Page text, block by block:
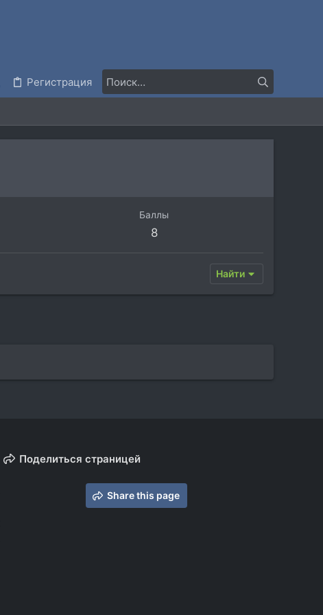
Регистрация
Баллы
8
Найти
Поделиться страницей
Share this page